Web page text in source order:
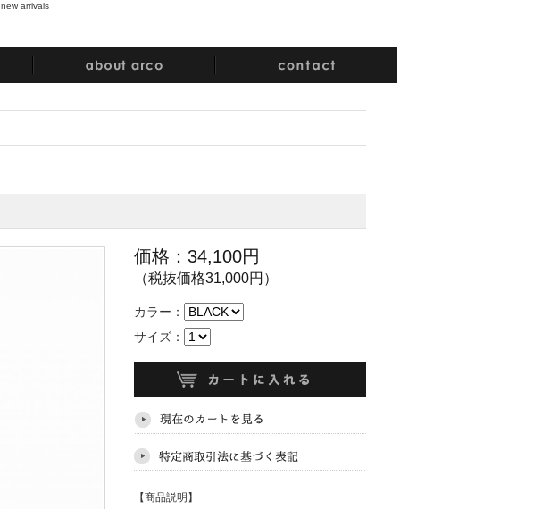
new arrivals
価格：34,100円
（税抜価格31,000円）
カラー：
サイズ：
【商品説明】